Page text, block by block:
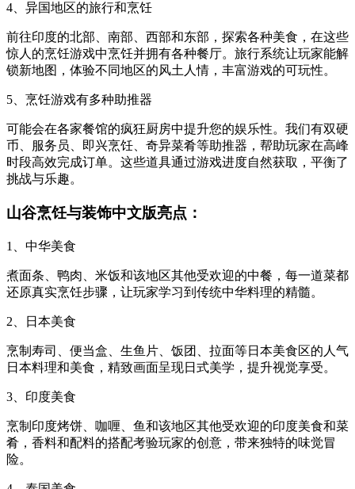
4、异国地区的旅行和烹饪
前往印度的北部、南部、西部和东部，探索各种美食，在这些
惊人的烹饪游戏中烹饪并拥有各种餐厅。旅行系统让玩家能解
锁新地图，体验不同地区的风土人情，丰富游戏的可玩性。
5、烹饪游戏有多种助推器
可能会在各家餐馆的疯狂厨房中提升您的娱乐性。我们有双硬
币、服务员、即兴烹饪、奇异菜肴等助推器，帮助玩家在高峰
时段高效完成订单。这些道具通过游戏进度自然获取，平衡了
挑战与乐趣。
山谷烹饪与装饰中文版亮点：
1、中华美食
煮面条、鸭肉、米饭和该地区其他受欢迎的中餐，每一道菜都
还原真实烹饪步骤，让玩家学习到传统中华料理的精髓。
2、日本美食
烹制寿司、便当盒、生鱼片、饭团、拉面等日本美食区的人气
日本料理和美食，精致画面呈现日式美学，提升视觉享受。
3、印度美食
烹制印度烤饼、咖喱、鱼和该地区其他受欢迎的印度美食和菜
肴，香料和配料的搭配考验玩家的创意，带来独特的味觉冒
险。